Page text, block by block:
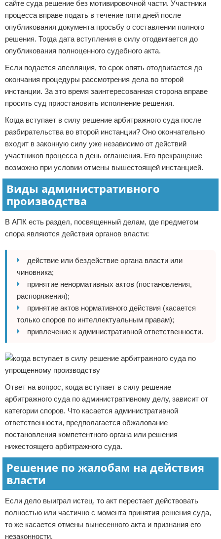
сайте суда решение без мотивировочной части. Участники
процесса вправе подать в течение пяти дней после
опубликования документа просьбу о составлении полного
решения. Тогда дата вступления в силу отодвигается до
опубликования полноценного судебного акта.
Если подается апелляция, то срок опять отодвигается до
окончания процедуры рассмотрения дела во второй
инстанции. За это время заинтересованная сторона вправе
просить суд приостановить исполнение решения.
Когда вступает в силу решение арбитражного суда после
разбирательства во второй инстанции? Оно окончательно
входит в законную силу уже независимо от действий
участников процесса в день оглашения. Его прекращение
возможно при условии отмены вышестоящей инстанцией.
Виды административного
производства
В АПК есть раздел, посвященный делам, где предметом
спора являются действия органов власти:
действие или бездействие органа власти или
чиновника;
принятие ненормативных актов (постановления,
распоряжения);
принятие актов нормативного действия (касается
только споров по интеллектуальным правам);
привлечение к административной ответственности.
Ответ на вопрос, когда вступает в силу решение
арбитражного суда по административному делу, зависит от
категории споров. Что касается административной
ответственности, предполагается обжалование
постановления компетентного органа или решения
нижестоящего арбитражного суда.
Решение по жалобам на действия
власти
Если дело выиграл истец, то акт перестает действовать
полностью или частично с момента принятия решения суда,
то же касается отмены вынесенного акта и признания его
незаконности.